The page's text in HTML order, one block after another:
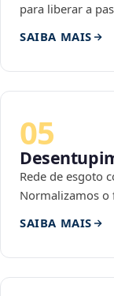
para liberar a
SAIBA MAIS
05
Rede de esgoto
Normalizamos o
SAIBA MAIS